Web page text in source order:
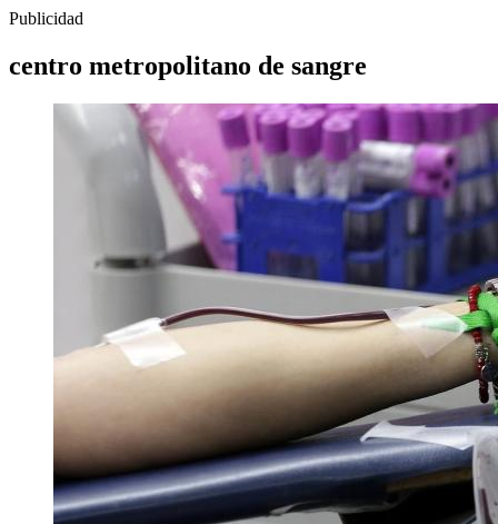
Publicidad
centro metropolitano de sangre